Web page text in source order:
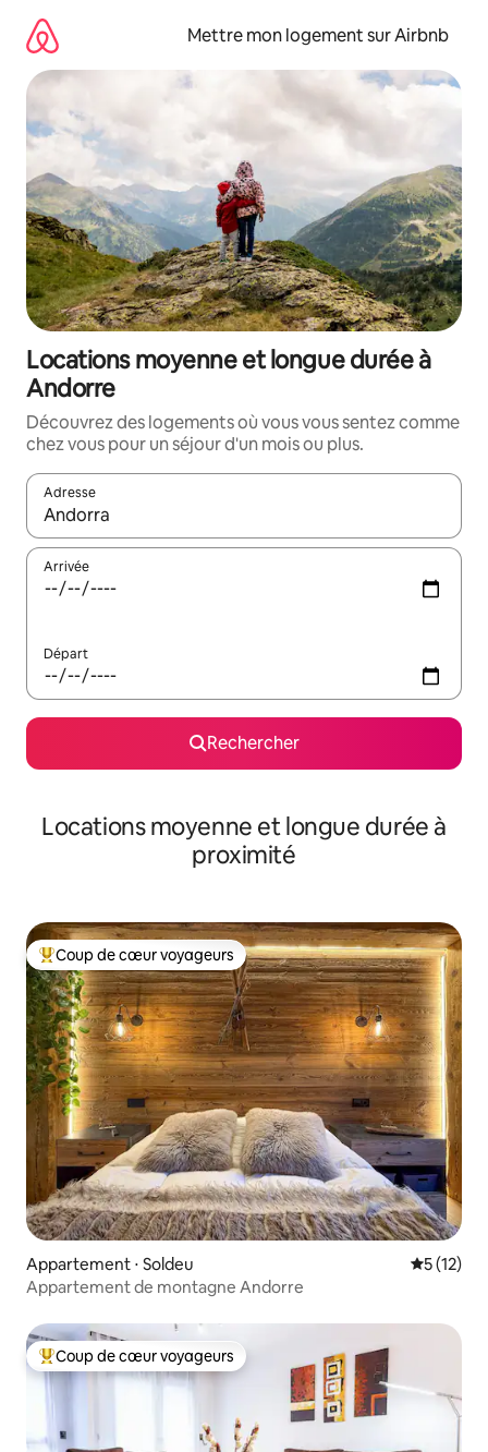
directement
contenu
Mettre mon logement sur Airbnb
Locations moyenne et longue durée à
Andorre
Découvrez des logements où vous vous sentez comme
chez vous pour un séjour d'un mois ou plus.
Adresse
Lorsque les résultats s'affichent, utilisez les flèches vers le
Arrivée
Départ
Rechercher
Locations moyenne et longue durée à
proximité
Coups de cœur voyageurs les plus appréciés
Coup de cœur voyageurs
Appartement ⋅ Soldeu
5 (12)
Appartement de montagne Andorre
Coups de cœur voyageurs les plus appréciés
Coup de cœur voyageurs